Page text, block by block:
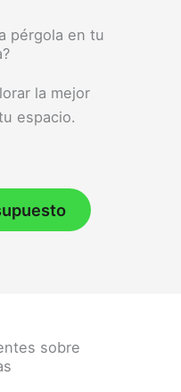
pérgola en tu
la mejor
espacio.
sobre